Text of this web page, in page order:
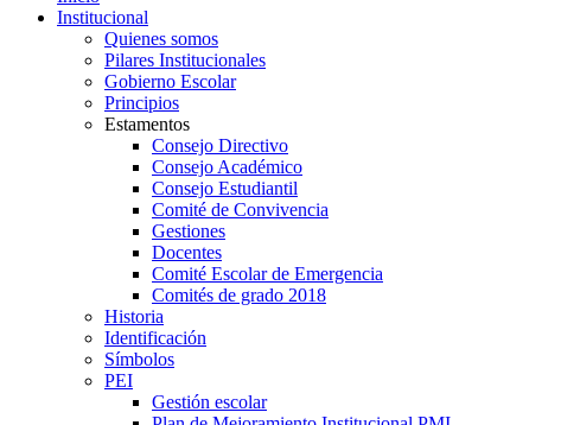
Institucional
Quienes somos
Pilares Institucionales
Gobierno Escolar
Principios
Estamentos
Consejo Directivo
Consejo Académico
Consejo Estudiantil
Comité de Convivencia
Gestiones
Docentes
Comité Escolar de Emergencia
Comités de grado 2018
Historia
Identificación
Símbolos
PEI
Gestión escolar